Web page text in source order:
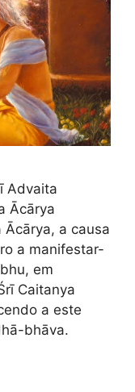
Advaita
Ācārya
a causa
a manifestar-
em
Caitanya
a este
bhāva.